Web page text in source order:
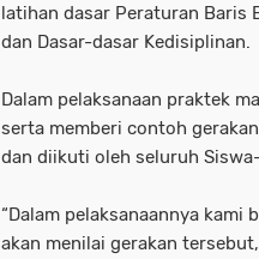
latihan dasar Peraturan Baris
dan Dasar-dasar Kedisiplinan.
Dalam pelaksanaan praktek
serta memberi contoh
dan diikuti oleh seluruh
“Dalam pelaksanaannya kami
akan menilai gerakan